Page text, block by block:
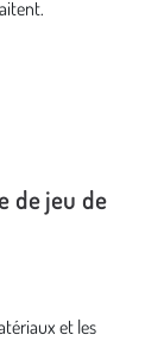
de jeu de
et les